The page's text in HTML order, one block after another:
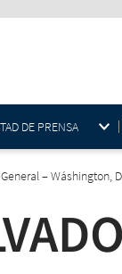
DE PRENSA
– Wáshington,